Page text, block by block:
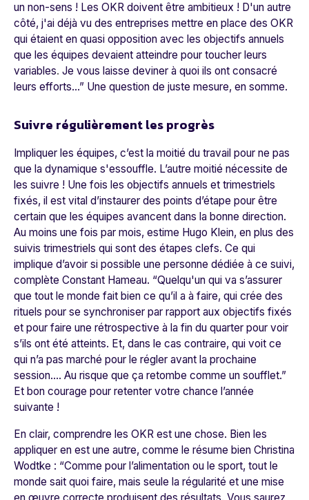
un non-sens ! Les OKR doivent être ambitieux ! D'un autre
côté, j'ai déjà vu des entreprises mettre en place des OKR
qui étaient en quasi opposition avec les objectifs annuels
que les équipes devaient atteindre pour toucher leurs
variables. Je vous laisse deviner à quoi ils ont consacré
leurs efforts…” Une question de juste mesure, en somme.
Suivre régulièrement les progrès
Impliquer les équipes, c’est la moitié du travail pour ne pas
que la dynamique s'essouffle. L’autre moitié nécessite de
les suivre ! Une fois les objectifs annuels et trimestriels
fixés, il est vital d’instaurer des points d’étape pour être
certain que les équipes avancent dans la bonne direction.
Au moins une fois par mois, estime Hugo Klein, en plus des
suivis trimestriels qui sont des étapes clefs. Ce qui
implique d’avoir si possible une personne dédiée à ce suivi,
complète Constant Hameau. “Quelqu'un qui va s’assurer
que tout le monde fait bien ce qu’il a à faire, qui crée des
rituels pour se synchroniser par rapport aux objectifs fixés
et pour faire une rétrospective à la fin du quarter pour voir
s’ils ont été atteints. Et, dans le cas contraire, qui voit ce
qui n’a pas marché pour le régler avant la prochaine
session…. Au risque que ça retombe comme un soufflet.”
Et bon courage pour retenter votre chance l’année
suivante !
En clair, comprendre les OKR est une chose. Bien les
appliquer en est une autre, comme le résume bien Christina
Wodtke : “Comme pour l’alimentation ou le sport, tout le
monde sait quoi faire, mais seule la régularité et une mise